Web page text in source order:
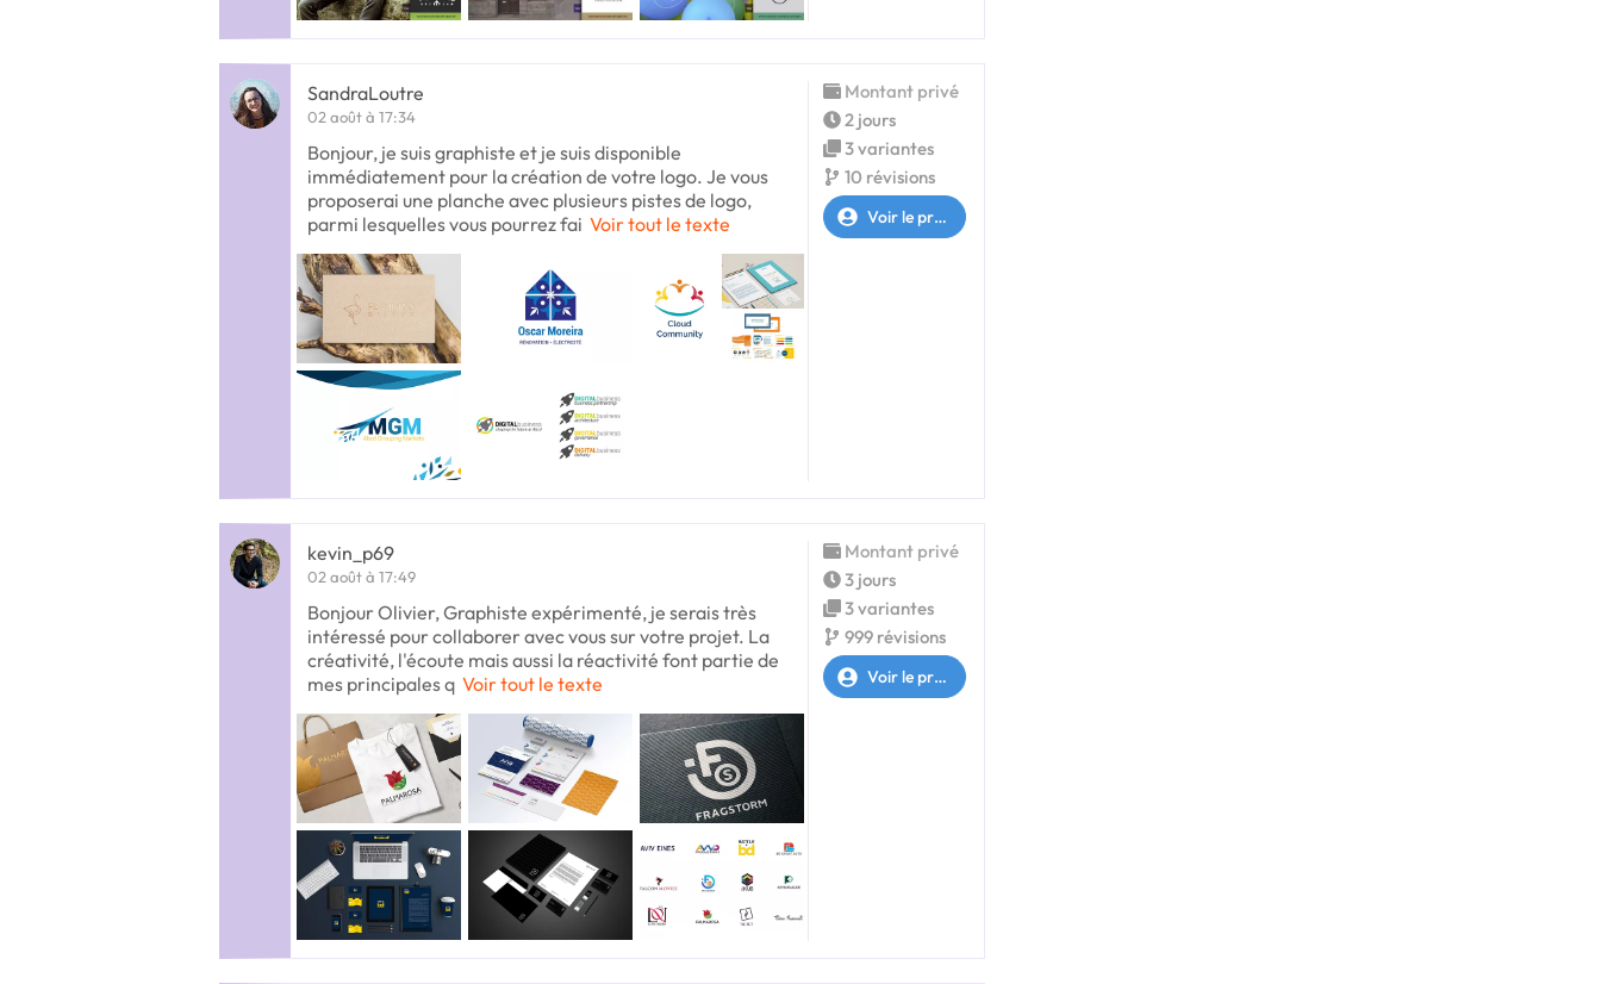
SandraLoutre
02 août à 17:34
Bonjour, je suis graphiste et je suis disponible
immédiatement pour la création de votre logo. Je vous
proposerai une planche avec plusieurs pistes de logo,
parmi lesquelles vous pourrez fai Voir tout le texte
Montant privé
2 jours
3 variantes
10 révisions
Voir le profil
kevin_p69
02 août à 17:49
Bonjour Olivier, Graphiste expérimenté, je serais très
intéressé pour collaborer avec vous sur votre projet. La
créativité, l'écoute mais aussi la réactivité font partie de
mes principales q Voir tout le texte
Montant privé
3 jours
3 variantes
999 révisions
Voir le profil